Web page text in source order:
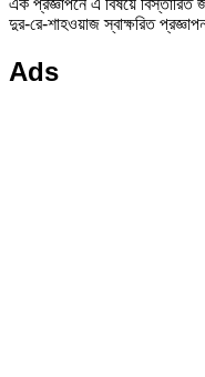
এক প্রজ্ঞাপনে এ বিষয়ে
দুর-রে-শাহওয়াজ স্বাক্ষরিত
Ads